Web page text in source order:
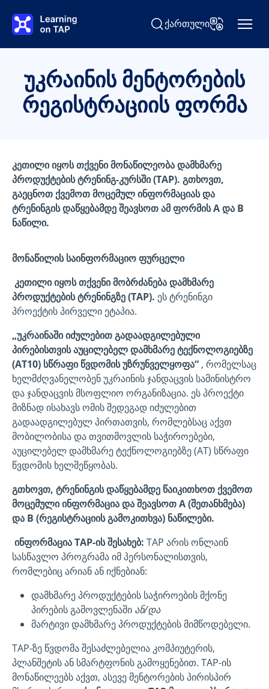
ძიება Learning on TAP
ქართულიენის შეცვლა
უკრაინის მენტორების
რეგისტრაციის ფორმა
კეთილი იყოს თქვენი მონაწილეობა დამხმარე
პროდუქტების ტრენინგ-კურსში (TAP). გთხოვთ,
გაეცნოთ ქვემოთ მოცემულ ინფორმაციას და
ტრენინგის დაწყებამდე შეავსოთ ამ ფორმის A და B
ნაწილი.
მონაწილის საინფორმაციო ფურცელი
კეთილი იყოს თქვენი მობრძანება დამხმარე
პროდუქტების ტრენინგზე (TAP). ეს ტრენინგი
პროექტის პირველი ეტაპია.
„უკრაინაში იძულებით გადაადგილებული
პირებისთვის აუცილებელ დამხმარე ტექნოლოგიებზე
(AT10) სწრაფი წვდომის უზრუნველყოფა“ , რომელსაც
ხელმძღვანელობენ უკრაინის ჯანდაცვის სამინისტრო
და ჯანდაცვის მსოფლიო ორგანიზაცია. ეს პროექტი
მიზნად ისახავს ომის შედეგად იძულებით
გადაადგილებულ პირთათვის, რომლებსაც აქვთ
მობილობისა და თვითმოვლის საჭიროებები,
აუცილებელ დამხმარე ტექნოლოგიებზე (AT) სწრაფი
წვდომის ხელშეწყობას.
გთხოვთ, ტრენინგის დაწყებამდე წაიკითხოთ ქვემოთ
მოცემული ინფორმაცია და შეავსოთ A (შეთანხმება)
და B (რეგისტრაციის გამოკითხვა) ნაწილები.
ინფორმაცია TAP-ის შესახებ: TAP არის ონლაინ
სასწავლო პროგრამა იმ პერსონალისთვის,
რომლებიც არიან ან იქნებიან:
დამხმარე პროდუქტების საჭიროების მქონე
პირების გამოვლენაში ან/და
მარტივი დამხმარე პროდუქტების მიმწოდებელი.
TAP-ზე წვდომა შესაძლებელია კომპიუტერის,
პლანშეტის ან სმარტფონის გამოყენებით. TAP-ის
მონაწილეებს აქვთ, ასევე მენტორების პირისპირ